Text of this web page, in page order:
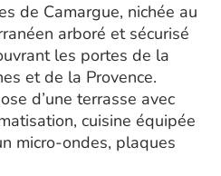
de Camargue, nichée au
arboré et sécurisé
les portes de la
et de la Provence.
d’une terrasse avec
cuisine équipée
micro-ondes, plaques